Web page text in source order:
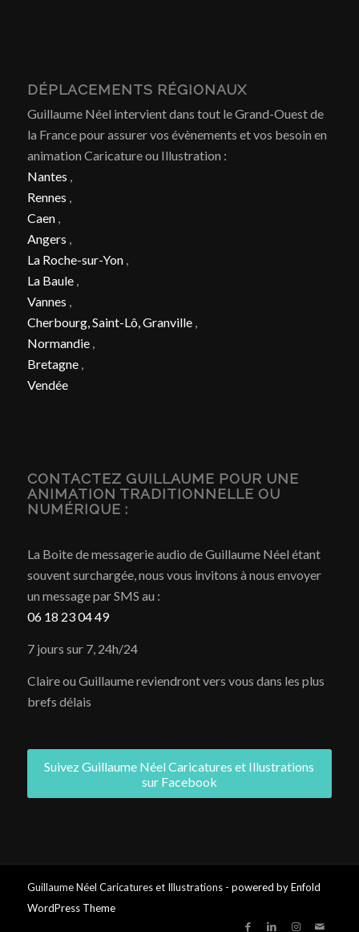
DÉPLACEMENTS RÉGIONAUX
Guillaume Néel intervient dans tout le Grand-Ouest de
la France pour assurer vos évènements et vos besoin en
animation Caricature ou Illustration :
Nantes
Rennes
Caen,
Angers
La Roche-sur-Yon,
La Baule,
Vannes
Cherbourg, Saint-Lô, Granville,
Normandie,
Bretagne,
Vendée
CONTACTEZ GUILLAUME POUR UNE
ANIMATION TRADITIONNELLE OU
NUMÉRIQUE :
La Boite de messagerie audio de Guillaume Néel étant
souvent surchargée, nous vous invitons à nous envoyer
un message par SMS au :
06 18 23 04 49
7 jours sur 7, 24h/24
Claire ou Guillaume reviendront vers vous dans les plus
brefs délais
Suivez Guillaume Néel Caricatures et Illustrations
sur Facebook
Guillaume Néel Caricatures et Illustrations - powered by Enfold
WordPress Theme